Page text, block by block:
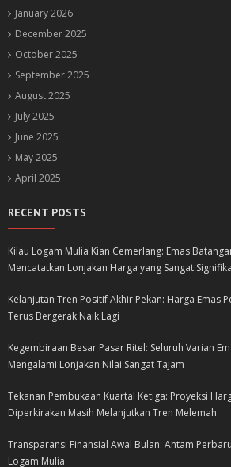
January 2026
December 2025
October 2025
September 2025
August 2025
July 2025
June 2025
May 2025
April 2025
RECENT POSTS
Kilau Logam Mulia Kian Cemerlang: Emas
Mencatatkan Lonjakan Harga yang Sangat
Kelanjutan Tren Positif Akhir Pekan: Harga Emas
Terus Bergerak Naik Lagi
Kegembiraan Besar Pasar Ritel: Seluruh Varian
Mengalami Lonjakan Nilai Sangat Tajam
Tekanan Pembukaan Kuartal Ketiga: Proyeksi
Diperkirakan Masih Melanjutkan Tren Melemah
Transparansi Finansial Awal Bulan: Antam
Logam Mulia